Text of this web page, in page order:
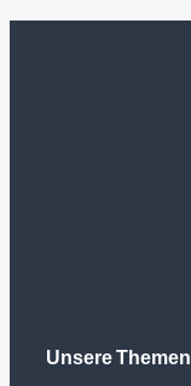
Unsere Themen